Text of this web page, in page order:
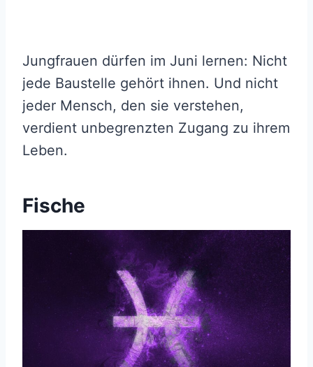
Jungfrauen dürfen im Juni lernen: Nicht
jede Baustelle gehört ihnen. Und nicht
jeder Mensch, den sie verstehen,
verdient unbegrenzten Zugang zu ihrem
Leben.
Fische